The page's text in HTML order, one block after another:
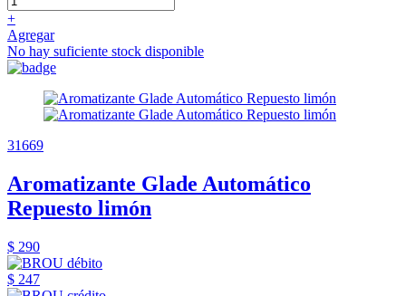
+
Agregar
No hay suficiente stock disponible
31669
Aromatizante Glade Automático
Repuesto limón
$ 290
$ 247